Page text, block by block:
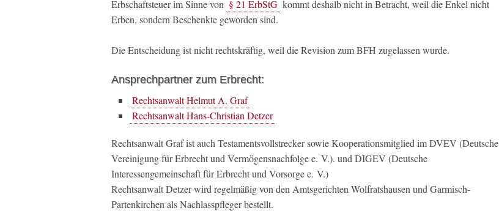
Erbschaftsteuer im Sinne von § 21 ErbStG kommt deshalb nicht in Betracht, weil die Enkel nicht
Erben, sondern Beschenkte geworden sind.
Die Entscheidung ist nicht rechtskräftig, weil die Revision zum BFH zugelassen wurde.
Ansprechpartner zum Erbrecht:
Rechtsanwalt Helmut A. Graf
Rechtsanwalt Hans-Christian Detzer
Rechtsanwalt Graf ist auch Testamentsvollstrecker sowie Kooperationsmitglied im DVEV (Deutsche
Vereinigung für Erbrecht und Vermögensnachfolge e. V.). und DIGEV (Deutsche
Interessengemeinschaft für Erbrecht und Vorsorge e. V.)
Rechtsanwalt Detzer wird regelmäßig von den Amtsgerichten Wolfratshausen und Garmisch-
Partenkirchen als Nachlasspfleger bestellt.